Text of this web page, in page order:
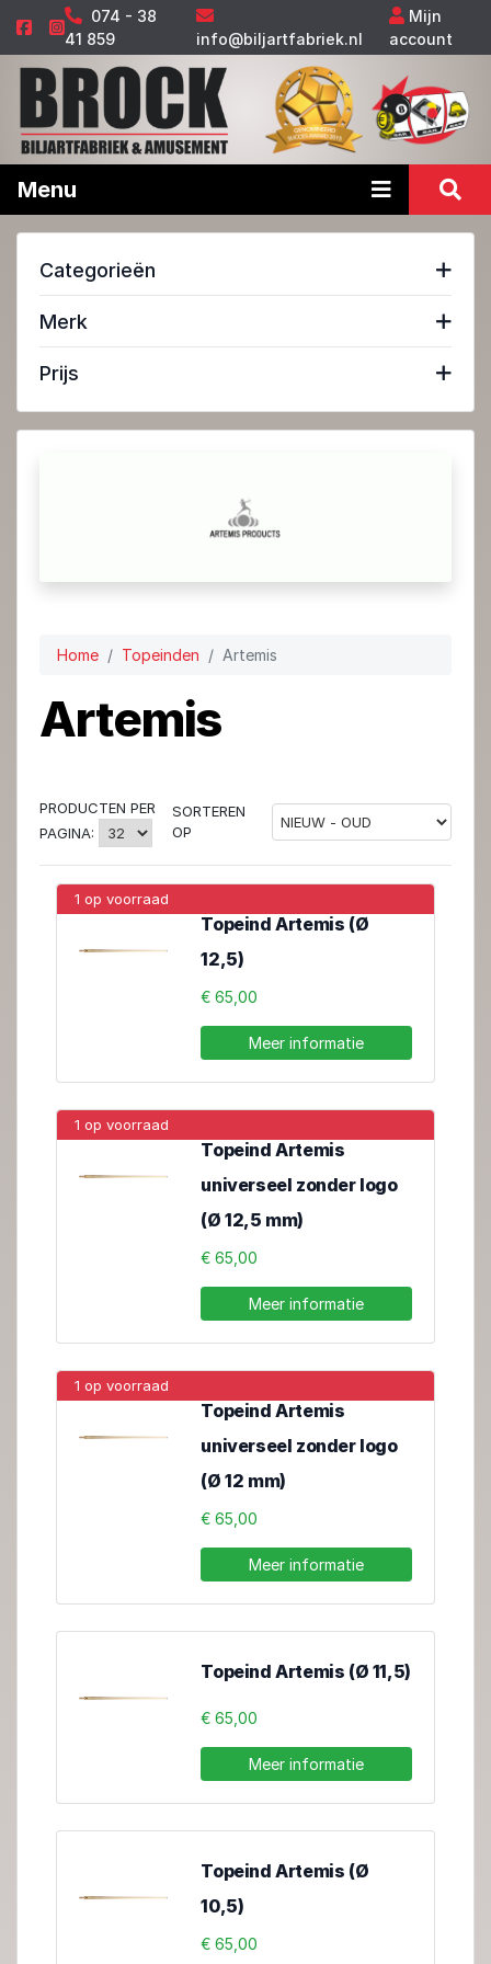
074 - 38
41 859
info@biljartfabriek.nl
Mijn
account
Menu
Categorieën
Merk
Prijs
Home Topeinden Artemis
Artemis
PRODUCTEN PER
PAGINA:
SORTEREN
OP
1 op voorraad
Topeind Artemis (Ø
12,5)
€ 65,00
Meer informatie
1 op voorraad
Topeind Artemis
universeel zonder logo
(Ø 12,5 mm)
€ 65,00
Meer informatie
1 op voorraad
Topeind Artemis
universeel zonder logo
(Ø 12 mm)
€ 65,00
Meer informatie
Topeind Artemis (Ø 11,5)
€ 65,00
Meer informatie
Topeind Artemis (Ø
10,5)
€ 65,00